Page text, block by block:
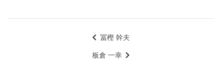
冨樫 幹夫
板倉 一幸